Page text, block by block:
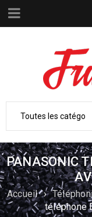
PANASONIC
Accueil ›
téléphone